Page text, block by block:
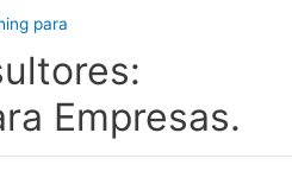
Empresas.